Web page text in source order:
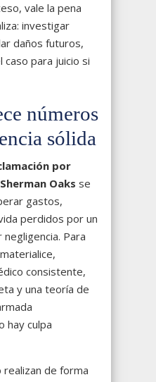
vale la pena
investigar
daños futuros,
para juicio si
números
sólida
por
Oaks se
gastos,
perdidos por un
Para
consistente,
y una teoría de
hay culpa
realizan de forma